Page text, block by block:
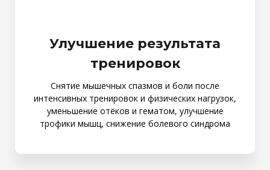
Улучшение результата
тренировок
Снятие мышечных спазмов и боли после
интенсивных тренировок и физических нагрузок,
уменьшение отёков и гематом, улучшение
трофики мышц, снижение болевого синдрома